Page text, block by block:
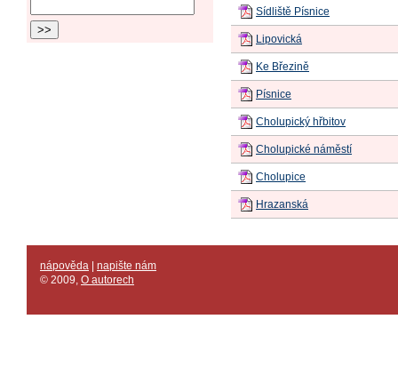
Sídliště Písnice
Lipovická
Ke Březině
Písnice
Cholupický hřbitov
Cholupické náměstí
Cholupice
Hrazanská
nápověda
napište nám
© 2009, O autorech